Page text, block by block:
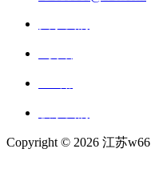
Copyright © 2026 江苏